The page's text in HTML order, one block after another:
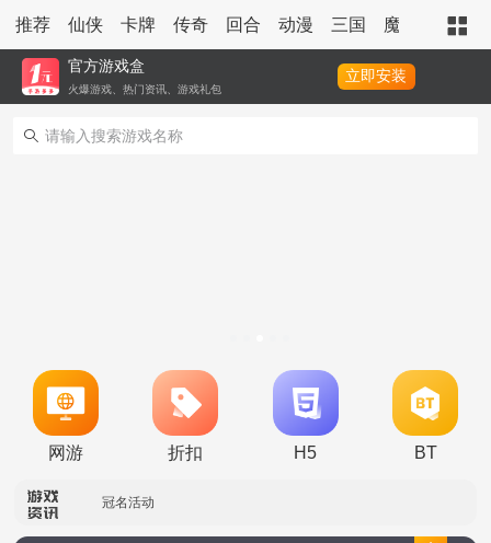
推荐 仙侠 卡牌 传奇 回合 动漫 三国 魔幻 策略
官方游戏盒
火爆游戏、热门资讯、游戏礼包
立即安装
网游 折扣 H5 BT
转游活动
新区首日十倍超值返利
冠名活动